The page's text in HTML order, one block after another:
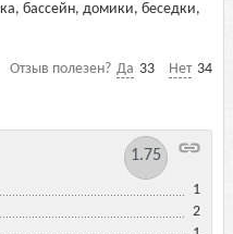
бассейн, домики, беседки,
Отзыв полезен? Да 33 Нет 34
1.75
1
2